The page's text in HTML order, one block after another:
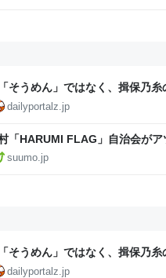
そうめん」ではなく、揖保乃
dailyportalz.jp
「HARUMI FLAG」自治会が
踊り2万人集客や交通改善など
suumo.jp
そうめん」ではなく、揖保乃
dailyportalz.jp